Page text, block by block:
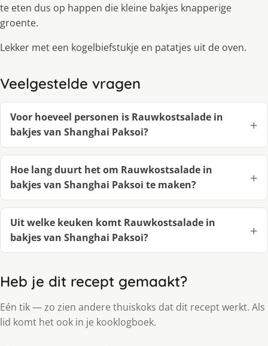
te eten dus op happen die kleine bakjes knapperige
groente.
Lekker met een kogelbiefstukje en patatjes uit de oven.
Veelgestelde vragen
Voor hoeveel personen is Rauwkostsalade in
bakjes van Shanghai Paksoi?
Hoe lang duurt het om Rauwkostsalade in
bakjes van Shanghai Paksoi te maken?
Uit welke keuken komt Rauwkostsalade in
bakjes van Shanghai Paksoi?
Heb je dit recept gemaakt?
Eén tik — zo zien andere thuiskoks dat dit recept werkt. Als
lid komt het ook in je kooklogboek.